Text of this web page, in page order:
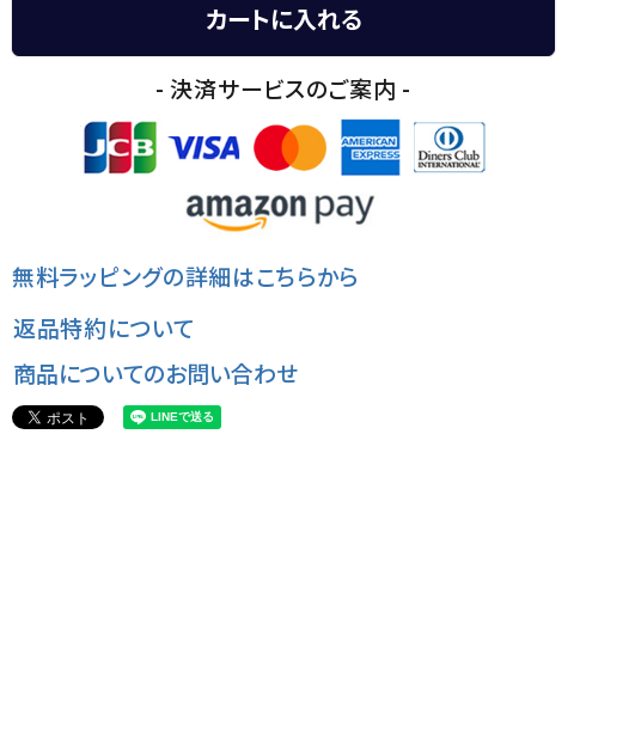
カートに入れる
- 決済サービスのご案内 -
無料ラッピングの詳細はこちらから
返品特約について
商品についてのお問い合わせ